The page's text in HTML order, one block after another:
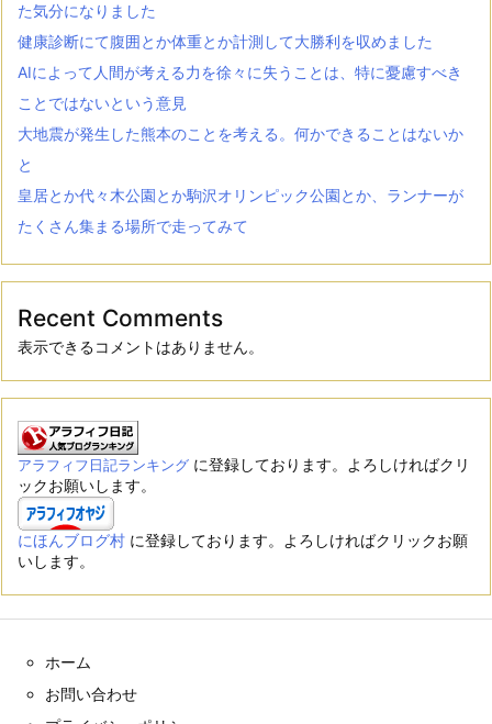
た気分になりました
健康診断にて腹囲とか体重とか計測して大勝利を収めました
AIによって人間が考える力を徐々に失うことは、特に憂慮すべき
ことではないという意見
大地震が発生した熊本のことを考える。何かできることはないか
と
皇居とか代々木公園とか駒沢オリンピック公園とか、ランナーが
たくさん集まる場所で走ってみて
Recent Comments
表示できるコメントはありません。
アラフィフ日記ランキング に登録しております。よろしければクリ
ックお願いします。
にほんブログ村 に登録しております。よろしければクリックお願
いします。
ホーム
お問い合わせ